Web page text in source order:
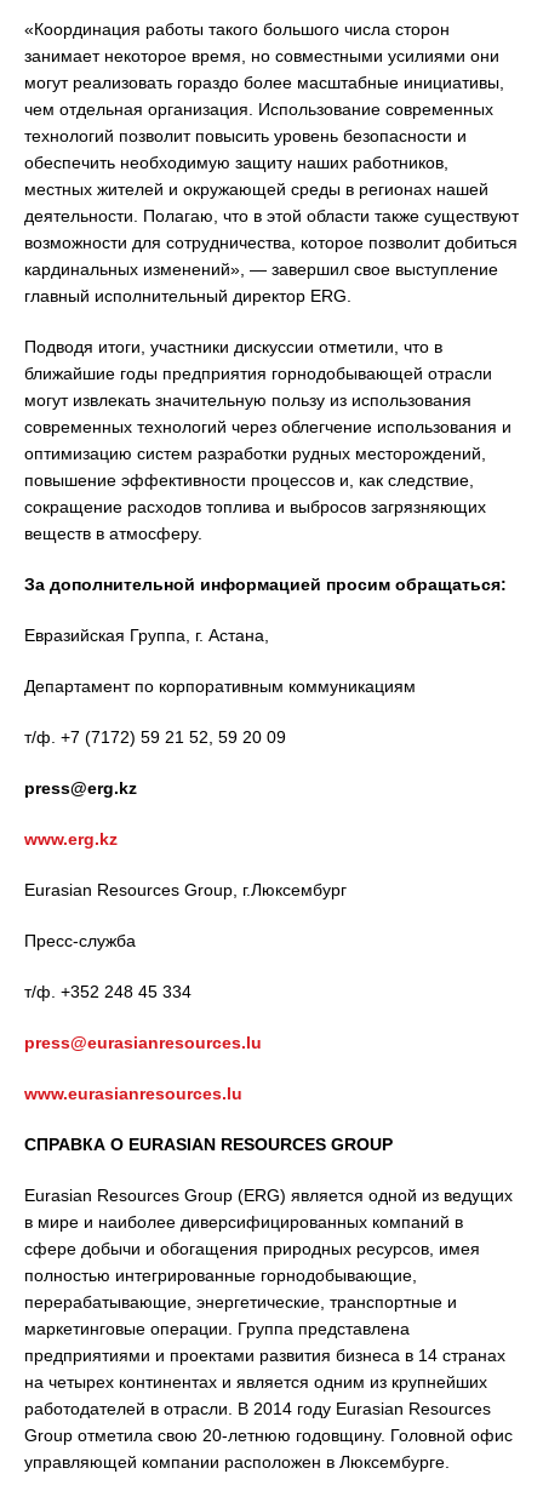
«Координация работы такого большого числа сторон
занимает некоторое время, но совместными усилиями они
могут реализовать гораздо более масштабные инициативы,
чем отдельная организация. Использование современных
технологий позволит повысить уровень безопасности и
обеспечить необходимую защиту наших работников,
местных жителей и окружающей среды в регионах нашей
деятельности. Полагаю, что в этой области также существуют
возможности для сотрудничества, которое позволит добиться
кардинальных изменений», — завершил свое выступление
главный исполнительный директор ERG.
Подводя итоги, участники дискуссии отметили, что в
ближайшие годы предприятия горнодобывающей отрасли
могут извлекать значительную пользу из использования
современных технологий через облегчение использования и
оптимизацию систем разработки рудных месторождений,
повышение эффективности процессов и, как следствие,
сокращение расходов топлива и выбросов загрязняющих
веществ в атмосферу.
За дополнительной информацией просим обращаться:
Евразийская Группа, г. Астана,
Департамент по корпоративным коммуникациям
т/ф. +7 (7172) 59 21 52, 59 20 09
press@erg.kz
www.erg.kz
Eurasian Resources Group, г.Люксембург
Пресс-служба
т/ф. +352 248 45 334
press@eurasianresources.lu
www.eurasianresources.lu
СПРАВКА О EURASIAN RESOURCES GROUP
Eurasian Resources Group (ERG) является одной из ведущих
в мире и наиболее диверсифицированных компаний в
сфере добычи и обогащения природных ресурсов, имея
полностью интегрированные горнодобывающие,
перерабатывающие, энергетические, транспортные и
маркетинговые операции. Группа представлена
предприятиями и проектами развития бизнеса в 14 странах
на четырех континентах и является одним из крупнейших
работодателей в отрасли. В 2014 году Eurasian Resources
Group отметила свою 20-летнюю годовщину. Головной офис
управляющей компании расположен в Люксембурге.